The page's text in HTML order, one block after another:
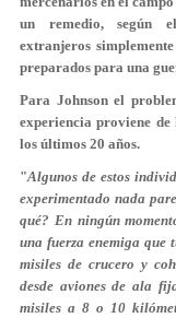
un remedio, según
extranjeros
preparados para una
Para Johnson el
experiencia proviene
los últimos 20 años.
"Algunos de estos
experimentado nada
qué? En ningún
una fuerza enemiga
misiles de crucero y
desde aviones de ala
misiles a 8 o 10